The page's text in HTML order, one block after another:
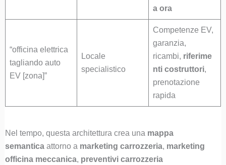
a ora
“officina elettrica
tagliando auto
EV [zona]”
Locale
specialistico
Competenze EV,
garanzia,
ricambi, riferime
nti costruttori,
prenotazione
rapida
Nel tempo, questa architettura crea una mappa
semanticaattorno a marketing carrozzeria, marketing
officina meccanica, preventivi carrozzeria